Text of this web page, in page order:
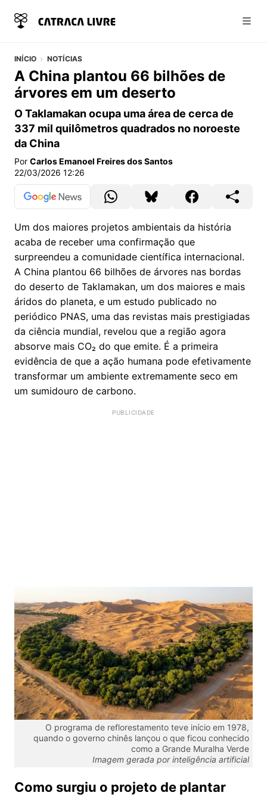
INÍCIO NOTÍCIAS
A China plantou 66 bilhões de
árvores em um deserto
O Taklamakan ocupa uma área de cerca de
337 mil quilômetros quadrados no noroeste
da China
Por Carlos Emanoel Freires dos Santos
22/03/2026 12:26
Um dos maiores projetos ambientais da história
acaba de receber uma confirmação que
surpreendeu a comunidade científica internacional.
A China plantou 66 bilhões de árvores nas bordas
do deserto de Taklamakan, um dos maiores e mais
áridos do planeta, e um estudo publicado no
periódico PNAS, uma das revistas mais prestigiadas
da ciência mundial, revelou que a região agora
absorve mais CO₂ do que emite. É a primeira
evidência de que a ação humana pode efetivamente
transformar um ambiente extremamente seco em
um sumidouro de carbono.
O programa de reflorestamento teve início em 1978,
quando o governo chinês lançou o que ficou conhecido
como a Grande Muralha Verde
Imagem gerada por inteligência artificial
Como surgiu o projeto de plantar